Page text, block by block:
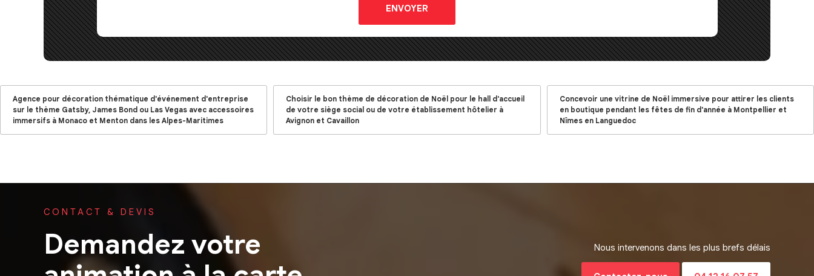
Agence pour décoration thématique d'événement d'entreprise
sur le thème Gatsby, James Bond ou Las Vegas avec accessoires
immersifs à Monaco et Menton dans les Alpes-Maritimes
Choisir le bon thème de décoration de Noël pour le hall d'accueil
de votre siège social ou de votre établissement hôtelier à
Avignon et Cavaillon
Concevoir une vitrine de Noël immersive pour attirer les clients
en boutique pendant les fêtes de fin d'année à Montpellier et
Nîmes en Languedoc
CONTACT & DEVIS
Demandez votre
Nous intervenons dans les plus brefs délais